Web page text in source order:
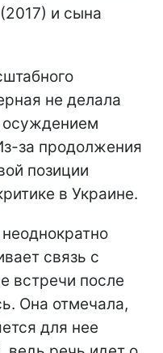
и сына
не делала
осуждением
за продолжения
позиции
в Украине.
связь с
встречи после
Она отмечала,
для нее